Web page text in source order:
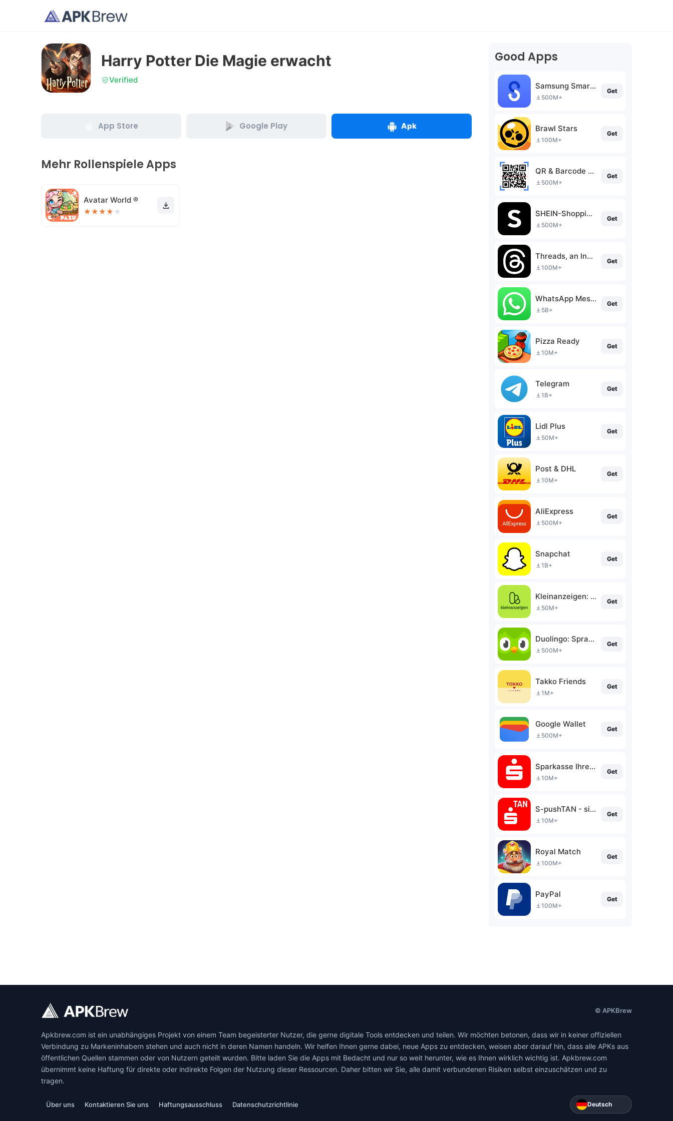
Harry Potter Die Magie erwacht
Verified
App Store Google Play Apk
Mehr Rollenspiele Apps
Avatar World ®
★★★★ ★
Good Apps
Samsung Smart Switch Mobile
500M+
Get
Brawl Stars
100M+
Get
QR & Barcode Scanner (Deutsch)
500M+
Get
SHEIN-Shopping Online
500M+
Get
Threads, an Instagram app
100M+
Get
WhatsApp Messenger
5B+
Get
Pizza Ready
10M+
Get
Telegram
1B+
Get
Lidl Plus
50M+
Get
Post & DHL
10M+
Get
AliExpress
500M+
Get
Snapchat
1B+
Get
Kleinanzeigen: Jetzt ohne eBay
50M+
Get
Duolingo: Sprachkurse
500M+
Get
Takko Friends
1M+
Get
Google Wallet
500M+
Get
Sparkasse Ihre mobile Filiale
10M+
Get
S-pushTAN - sichere Freigaben
10M+
Get
Royal Match
100M+
Get
PayPal
100M+
Get
© APKBrew
Apkbrew.com ist ein unabhängiges Projekt von einem Team begeisterter Nutzer, die gerne digitale Tools entdecken und teilen. Wir möchten betonen, dass wir in keiner offiziellen
Verbindung zu Markeninhabern stehen und auch nicht in deren Namen handeln. Wir helfen Ihnen gerne dabei, neue Apps zu entdecken, weisen aber darauf hin, dass alle APKs aus
öffentlichen Quellen stammen oder von Nutzern geteilt wurden. Bitte laden Sie die Apps mit Bedacht und nur so weit herunter, wie es Ihnen wirklich wichtig ist. Apkbrew.com
übernimmt keine Haftung für direkte oder indirekte Folgen der Nutzung dieser Ressourcen. Daher bitten wir Sie, alle damit verbundenen Risiken selbst einzuschätzen und zu
tragen.
Über uns Kontaktieren Sie uns Haftungsausschluss Datenschutzrichtlinie Deutsch